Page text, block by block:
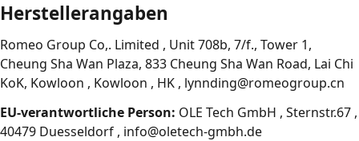
Herstellerangaben
Romeo Group Co,. Limited , Unit 708b, 7/f., Tower 1,
Cheung Sha Wan Plaza, 833 Cheung Sha Wan Road, Lai Chi
KoK, Kowloon , Kowloon , HK , lynnding@romeogroup.cn
EU-verantwortliche Person: OLE Tech GmbH , Sternstr.67 ,
40479 Duesseldorf , info@oletech-gmbh.de